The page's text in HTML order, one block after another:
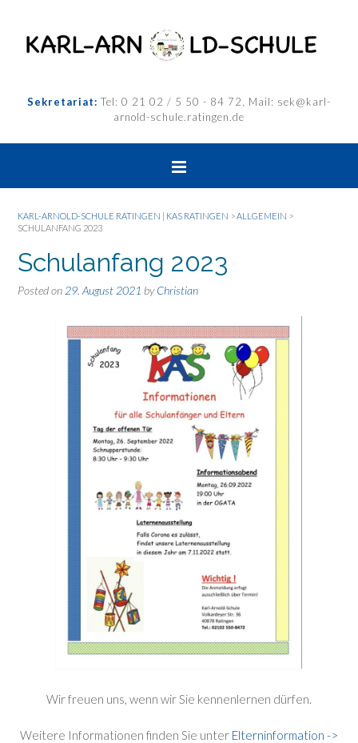
Sekretariat: Tel: 0 21 02 / 5 50 - 84 72, Mail: sek@karl-
arnold-schule.ratingen.de
KARL-ARNOLD-SCHULE RATINGEN | KAS RATINGEN >ALLGEMEIN >
SCHULANFANG 2023
Schulanfang 2023
Posted on 29. August 2021 byChristian
Wir freuen uns, wenn wir Sie kennenlernen dürfen.
Weitere Informationen finden Sie unter Elterninformation ->